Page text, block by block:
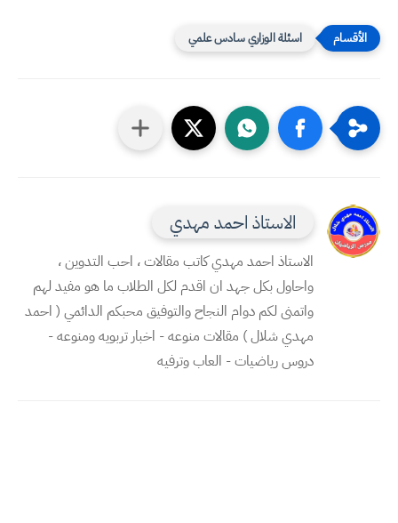
اسئلة الوزاري سادس علمي
الاستاذ احمد مهدي
الاستاذ احمد مهدي كاتب مقالات ، احب التدوين ،
واحاول بكل جهد ان اقدم لكل الطلاب ما هو مفيد لهم
واتمنى لكم دوام النجاح والتوفيق محبكم الدائمي ( احمد
مهدي شلال ) مقالات منوعه - اخبار تربويه ومنوعه -
دروس رياضيات - العاب وترفيه